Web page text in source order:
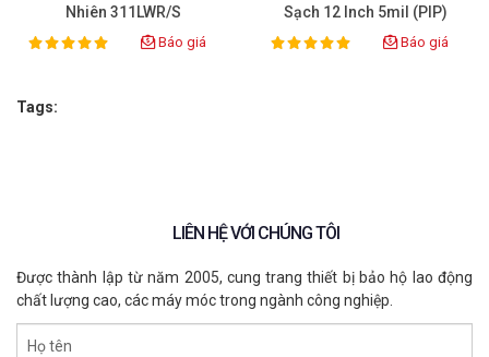
Nhiên 311LWR/S
Rating:
100% Báo giá
Sạch 12 Inch 5mil (PIP)
Rating:
100% Báo giá
Tags:
LIÊN HỆ VỚI CHÚNG TÔI
Được thành lập từ năm 2005, cung trang thiết bị bảo hộ lao động
chất lượng cao, các máy móc trong ngành công nghiệp.
Họ tên